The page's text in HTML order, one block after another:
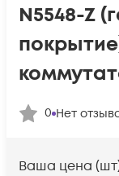
N5548-Z
0 Нет
Ваша цена